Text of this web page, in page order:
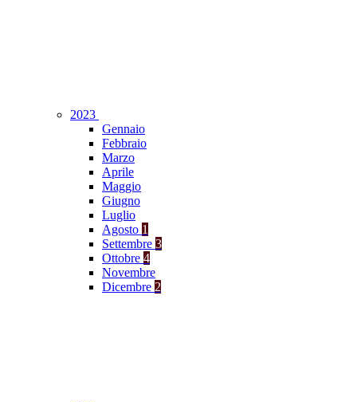
2023
Gennaio
Febbraio
Marzo
Aprile
Maggio
Giugno
Luglio
Agosto 1
Settembre 3
Ottobre 4
Novembre
Dicembre 2